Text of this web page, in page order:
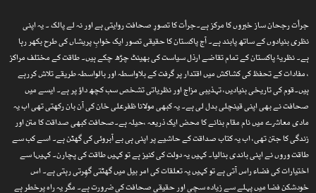
جرأت رجحان ساز خبروں کا مرکز ہے۔جرأت کا تصورِ صحافت روایتی ہے اور نہ لے پالک ۔ یہ اپنی
نظری بنیادوں کے ساتھ پابند ہے۔ آج پاکستان کا حقیقی تصور ایک خوابِ پریشاں کی طرح بکھر رہا
ہے۔ نظریۂ پاکستان کے تمام تقاضے ارذل سیاست کی بھینٹ چڑھ چکے ہیں۔ طاقت کے مختلف مراکز
، مفادات کے تحفظ کی کشاکش میں اقتدار پر گرفت کے بلاواسطہ اور بالواسطہ طریقے تلاش کررہے
ہیں۔قوم کی تاریخی بنیادیں، تہذیبی مزاج اور نظریاتی تشخص سب کچھ داؤ پر ہے۔ ایسے میں
صحافت نے بھی اپنی قینچلی بدل لی ہے۔ یہ کبھی مولانا ظفرعلی خان کی آن بان رکھتی تھی اب یہ
مادی معاشرے میں نام مقام بنانے کا محض ایک ذریعہ ،حیلہ ہے۔صحافت کبھی صداقت کا متن اور
زندگی کا جتن تھی، اب یہ کتاب صداقت کے حاشیے پر اپنی ہی بے آبروئی کی گھٹن ہے۔ اسے کب سے
طاقت وروں نے اپنی باندی بنالیا۔ کہیں یہ دولت کی کنیز ہے تو کہیں طاقت کی پچارن۔ کہیںا سے
اختیارات کی فضاء راس آتی ہے تو کہیں یہ تعلقات کی امر بیل میں گھٹتی گھِرتی رہتی ہے۔ اس
خودشکن فضا میں پہلے سے زیادہ سچی اور حقیقی صحافت کی ضرورت ہے۔ مگر یہ راہ پرخطر ہے